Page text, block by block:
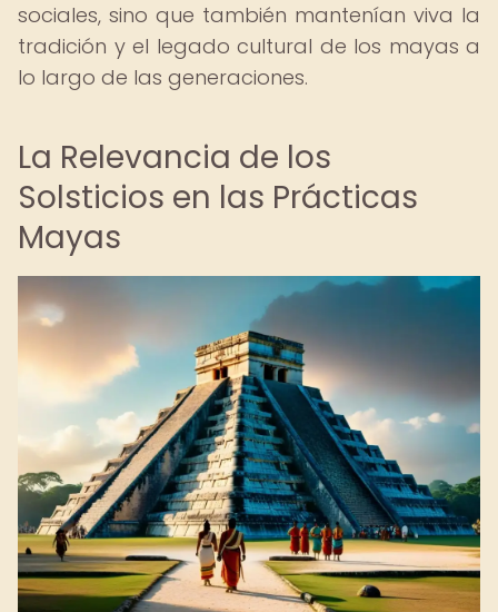
sociales, sino que también mantenían viva la
tradición y el legado cultural de los mayas a
lo largo de las generaciones.
La Relevancia de los
Solsticios en las Prácticas
Mayas